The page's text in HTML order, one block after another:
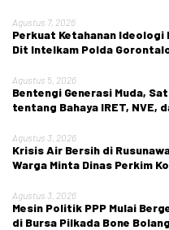
Agustus 7, 2026
Perkuat Ketahanan
Dit Intelkam Polda
Agustus 5, 2026
Bentengi Generasi Muda,
tentang Bahaya IRET, NVE,
Agustus 3, 2026
Krisis Air Bersih di
Warga Minta Dinas Perkim
Agustus 3, 2026
Mesin Politik PPP Mulai
di Bursa Pilkada Bone